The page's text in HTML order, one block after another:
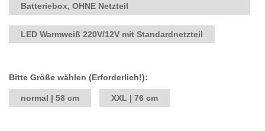
Batteriebox, OHNE Netzteil
LED Warmweiß 220V/12V mit Standardnetzteil
Bitte Größe wählen (Erforderlich!):
normal | 58 cm XXL | 76 cm